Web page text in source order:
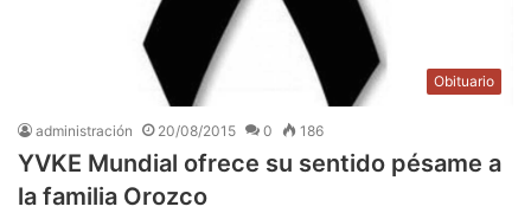
Obituario
administración 20/08/2015 0 186
YVKE Mundial ofrece su sentido pésame a
la familia Orozco